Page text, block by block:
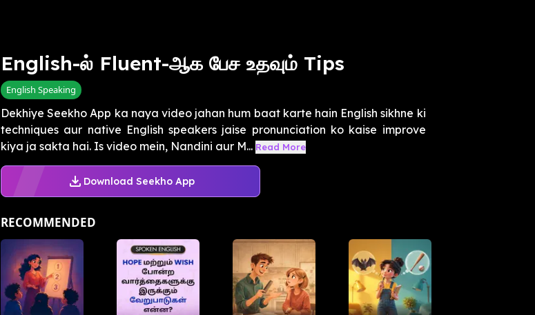
English-ல் Fluent-ஆக பேச உதவும் Tips
English Speaking
Dekhiye Seekho App ka naya video jahan hum baat karte hain English sikhne ki
techniques aur native English speakers jaise pronunciation ko kaise improve
kiya ja sakta hai. Is video mein, Nandini aur M... Read More
Download Seekho App
RECOMMENDED